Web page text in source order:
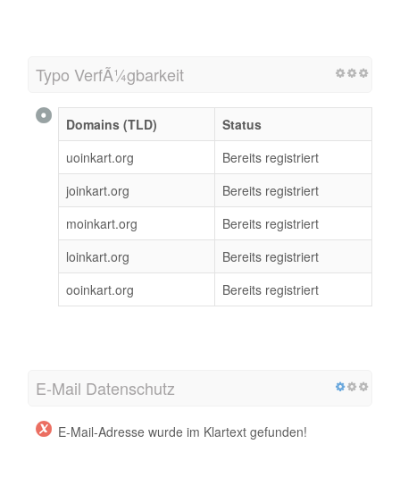
Typo VerfÃ¼gbarkeit
Domains (TLD)
Status
uoinkart.org
Bereits registriert
joinkart.org
Bereits registriert
moinkart.org
Bereits registriert
loinkart.org
Bereits registriert
ooinkart.org
Bereits registriert
E-Mail Datenschutz
E-Mail-Adresse wurde im Klartext gefunden!